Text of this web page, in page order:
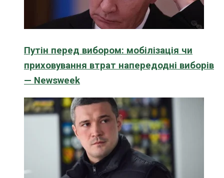
Путін перед вибором: мобілізація чи
приховування втрат напередодні виборів
— Newsweek